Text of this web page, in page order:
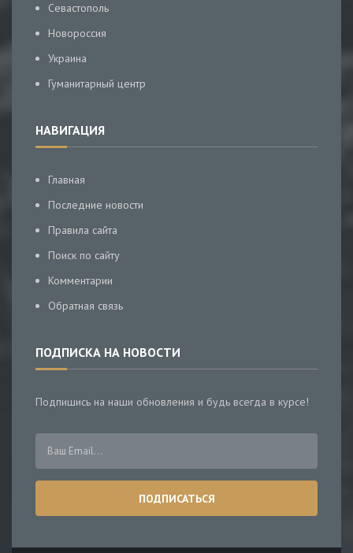
Севастополь
Новороссия
Украина
Гуманитарный центр
НАВИГАЦИЯ
Главная
Последние новости
Правила сайта
Поиск по сайту
Комментарии
Обратная связь
ПОДПИСКА НА НОВОСТИ
Подпишись на наши обновления и будь всегда в курсе!